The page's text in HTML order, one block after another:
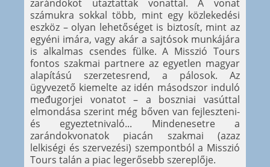
zarándokot utaztattak vonattal. A vonat
számukra sokkal több, mint egy közlekedési
eszköz – olyan lehetőséget is biztosít, mint az
egyéni imára, vagy akár a sajtósok munkájára
is alkalmas csendes fülke. A Misszió Tours
fontos szakmai partnere az egyetlen magyar
alapítású szerzetesrend, a pálosok. Az
ügyvezető kiemelte az idén másodszor induló
međugorjei vonatot – a boszniai vasúttal
elmondása szerint még bőven van fejleszteni-
és egyeztetnivaló... Mindenesetre a
zarándokvonatok piacán szakmai (azaz
lelkiségi és szervezési) szempontból a Misszió
Tours talán a piac legerősebb szereplője.